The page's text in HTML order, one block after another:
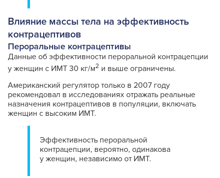
Влияние массы тела на эффективность
контрацептивов
Пероральные контрацептивы
Данные об эффективности пероральной контрацепции
у женщин с ИМТ 30 кг/м2 и выше ограничены.
Американский регулятор только в 2007 году
рекомендовал в исследованиях отражать реальные
назначения контрацептивов в популяции, включать
женщин с высоким ИМТ.
Эффективность пероральной
контрацепции, вероятно, одинакова
у женщин, независимо от ИМТ.